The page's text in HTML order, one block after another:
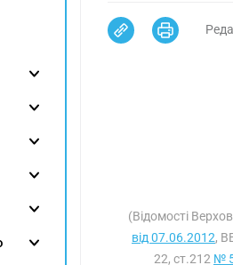
(Відомості
від 07.06.2012,
22, ст.212 №